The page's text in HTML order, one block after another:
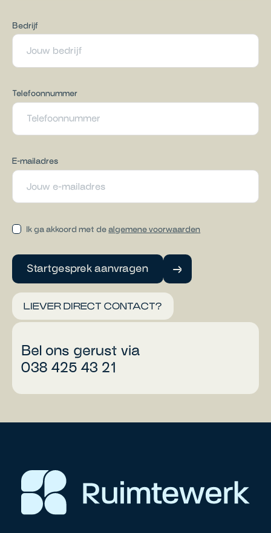
Bedrijf
Telefoonnummer
E-mailadres
Ik ga akkoord met dealgemene voorwaarden
Startgesprek aanvragen
LIEVER DIRECT CONTACT?
Bel ons gerust via
038 425 43 21